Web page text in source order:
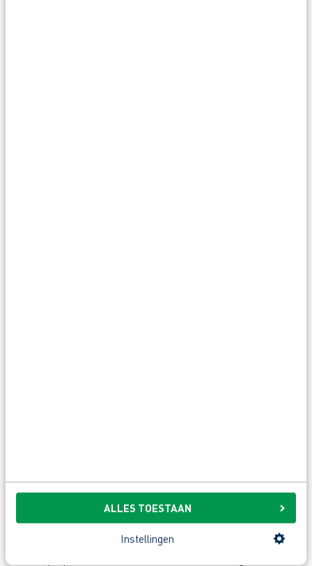
ALLES TOESTAAN
Instellingen
16,30 - 19,47 per uur
From earthmoving to pipe installation — you handle it all with
diverse projects using modern machinery. Thanks to your skilled